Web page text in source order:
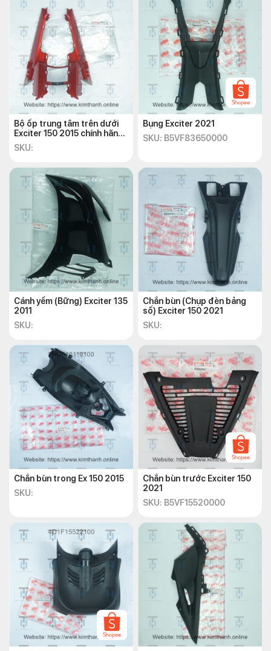
Bộ ốp trung tâm trên dưới
Exciter 150 2015 chính hãng
Yamaha
SKU:
Bụng Exciter 2021
SKU: B5VF83650000
Cánh yếm (Bững) Exciter 135
2011
SKU:
Chắn bùn (Chụp đèn bảng
số) Exciter 150 2021
SKU:
Chắn bùn trong Ex 150 2015
SKU:
Chắn bùn trước Exciter 150
2021
SKU: B5VF15520000